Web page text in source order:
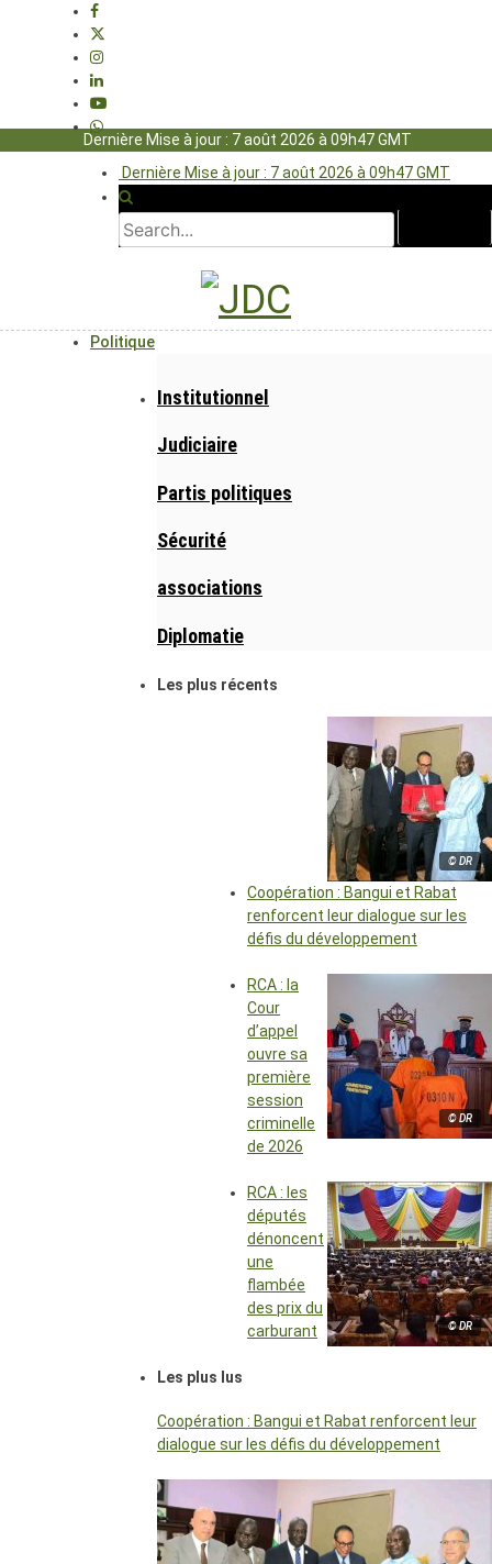
Dernière Mise à jour : 7 août 2026 à 09h47 GMT
Dernière Mise à jour : 7 août 2026 à 09h47 GMT
Politique
Institutionnel
Judiciaire
Partis politiques
Sécurité
associations
Diplomatie
Les plus récents
© DR
Coopération : Bangui et Rabat
renforcent leur dialogue sur les
défis du développement
© DR
RCA : la
Cour
d’appel
ouvre sa
première
session
criminelle
de 2026
© DR
RCA : les
députés
dénoncent
une
flambée
des prix du
carburant
Les plus lus
Coopération : Bangui et Rabat renforcent leur
dialogue sur les défis du développement